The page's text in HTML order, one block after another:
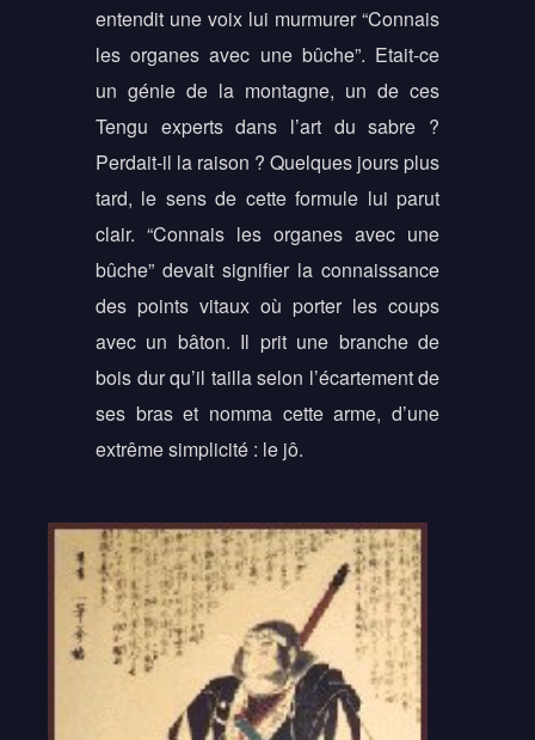
entendit une voix lui murmurer “Connais
les organes avec une bûche”. Etait-ce
un génie de la montagne, un de ces
Tengu experts dans l’art du sabre ?
Perdait-il la raison ? Quelques jours plus
tard, le sens de cette formule lui parut
clair. “Connais les organes avec une
bûche” devait signifier la connaissance
des points vitaux où porter les coups
avec un bâton. Il prit une branche de
bois dur qu’il tailla selon l’écartement de
ses bras et nomma cette arme, d’une
extrême simplicité : le jô.